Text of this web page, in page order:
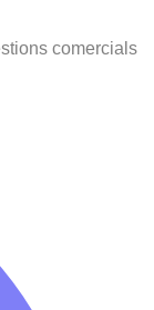
comercials